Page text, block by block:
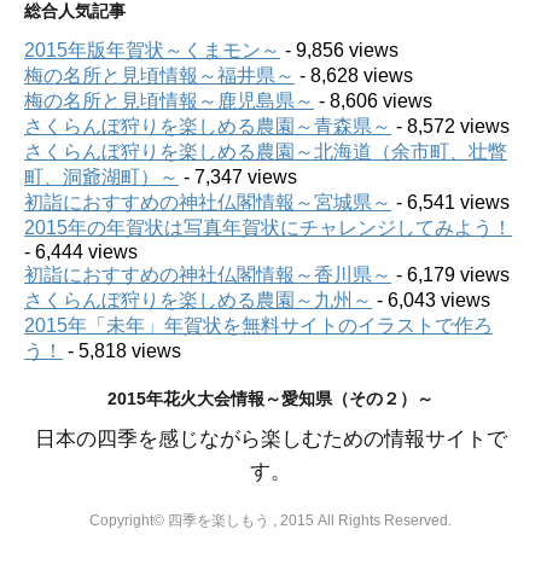
総合人気記事
2015年版年賀状～くまモン～ - 9,856 views
梅の名所と見頃情報～福井県～ - 8,628 views
梅の名所と見頃情報～鹿児島県～ - 8,606 views
さくらんぼ狩りを楽しめる農園～青森県～ - 8,572 views
さくらんぼ狩りを楽しめる農園～北海道（余市町、壮瞥
町、洞爺湖町）～ - 7,347 views
初詣におすすめの神社仏閣情報～宮城県～ - 6,541 views
2015年の年賀状は写真年賀状にチャレンジしてみよう！
- 6,444 views
初詣におすすめの神社仏閣情報～香川県～ - 6,179 views
さくらんぼ狩りを楽しめる農園～九州～ - 6,043 views
2015年「未年」年賀状を無料サイトのイラストで作ろ
う！
- 5,818 views
2015年花火大会情報～愛知県（その２）～
日本の四季を感じながら楽しむための情報サイトで
す。
Copyright© 四季を楽しもう , 2015 All Rights Reserved.